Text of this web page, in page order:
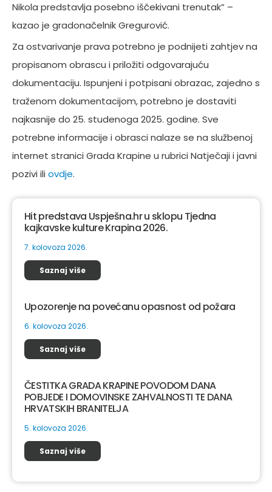
Nikola predstavlja posebno iščekivani trenutak” –
kazao je gradonačelnik Gregurović.
Za ostvarivanje prava potrebno je podnijeti zahtjev na
propisanom obrascu i priložiti odgovarajuću
dokumentaciju. Ispunjeni i potpisani obrazac, zajedno s
traženom dokumentacijom, potrebno je dostaviti
najkasnije do 25. studenoga 2025. godine. Sve
potrebne informacije i obrasci nalaze se na službenoj
internet stranici Grada Krapine u rubrici Natječaji i javni
pozivi ili ovdje.
Hit predstava Uspješna.hr u sklopu Tjedna
kajkavske kulture Krapina 2026.
7. kolovoza 2026.
Saznaj više
Upozorenje na povećanu opasnost od požara
6. kolovoza 2026.
Saznaj više
ČESTITKA GRADA KRAPINE POVODOM DANA
POBJEDE I DOMOVINSKE ZAHVALNOSTI TE DANA
HRVATSKIH BRANITELJA
5. kolovoza 2026.
Saznaj više